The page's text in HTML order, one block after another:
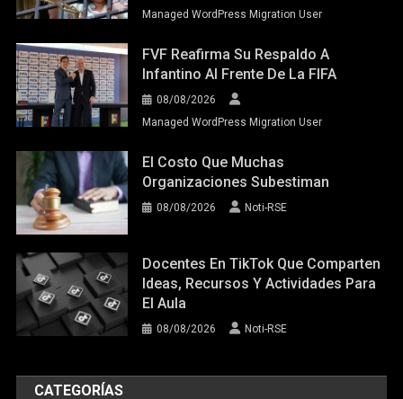
Managed WordPress Migration User
FVF Reafirma Su Respaldo A
Infantino Al Frente De La FIFA
08/08/2026
Managed WordPress Migration User
El Costo Que Muchas
Organizaciones Subestiman
08/08/2026 Noti-RSE
Docentes En TikTok Que Comparten
Ideas, Recursos Y Actividades Para
El Aula
08/08/2026 Noti-RSE
CATEGORÍAS